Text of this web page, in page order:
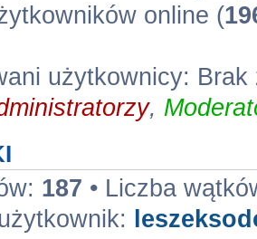
online (
użytkownicy:
,
187 • Liczba